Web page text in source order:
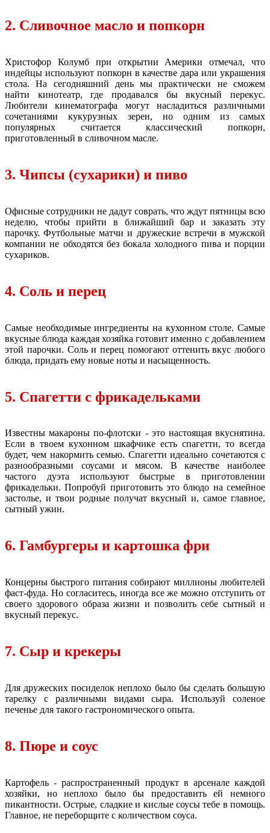
2. Сливочное масло и попкорн
Христофор Колумб при открытии Америки отмечал, что
индейцы используют попкорн в качестве дара или украшения
стола. На сегодняшний день мы практически не сможем
найти кинотеатр, где продавался бы вкусный перекус.
Любители кинематографа могут насладиться различными
сочетаниями кукурузных зерен, но одним из самых
популярных считается классический попкорн,
приготовленный в сливочном масле.
3. Чипсы (сухарики) и пиво
Офисные сотрудники не дадут соврать, что ждут пятницы всю
неделю, чтобы прийти в ближайший бар и заказать эту
парочку. Футбольные матчи и дружеские встречи в мужской
компании не обходятся без бокала холодного пива и порции
сухариков.
4. Соль и перец
Самые необходимые ингредиенты на кухонном столе. Самые
вкусные блюда каждая хозяйка готовит именно с добавлением
этой парочки. Соль и перец помогают оттенить вкус любого
блюда, придать ему новые ноты и насыщенность.
5. Спагетти с фрикадельками
Известны макароны по-флотски - это настоящая вкуснятина.
Если в твоем кухонном шкафчике есть спагетти, то всегда
будет, чем накормить семью. Спагетти идеально сочетаются с
разнообразными соусами и мясом. В качестве наиболее
частого дуэта используют быстрые в приготовлении
фрикадельки. Попробуй приготовить это блюдо на семейное
застолье, и твои родные получат вкусный и, самое главное,
сытный ужин.
6. Гамбургеры и картошка фри
Концерны быстрого питания собирают миллионы любителей
фаст-фуда. Но согласитесь, иногда все же можно отступить от
своего здорового образа жизни и позволить себе сытный и
вкусный перекус.
7. Сыр и крекеры
Для дружеских посиделок неплохо было бы сделать большую
тарелку с различными видами сыра. Используй соленое
печенье для такого гастрономического опыта.
8. Пюре и соус
Картофель - распространенный продукт в арсенале каждой
хозяйки, но неплохо было бы предоставить ей немного
пикантности. Острые, сладкие и кислые соусы тебе в помощь.
Главное, не переборщите с количеством соуса.